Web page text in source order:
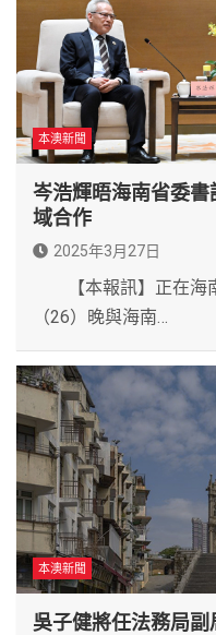
本澳新聞
岑浩輝晤海南省委
域合作
2025年3月27日
【本報訊】正在海
（26）晚與海南…
本澳新聞
吳子健將任法務局副